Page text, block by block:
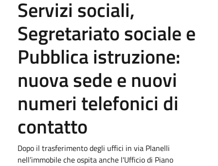
Servizi sociali,
Segretariato sociale e
Pubblica istruzione:
nuova sede e nuovi
numeri telefonici di
contatto
Dopo il trasferimento degli uffici in via Planelli
nell’immobile che ospita anche l'Ufficio di Piano